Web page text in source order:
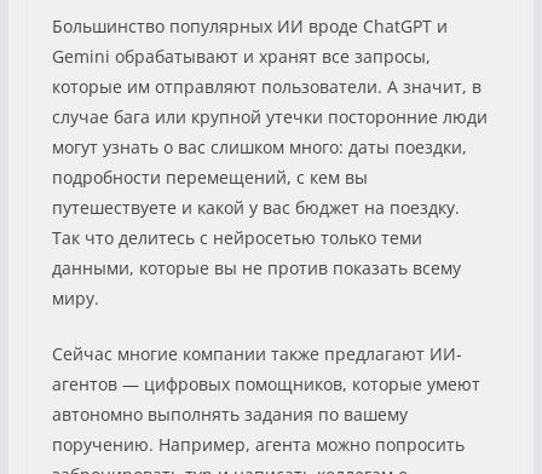
Большинство популярных ИИ вроде ChatGPT и
Gemini обрабатывают и хранят все запросы,
которые им отправляют пользователи. А значит, в
случае бага или крупной утечки посторонние люди
могут узнать о вас слишком много: даты поездки,
подробности перемещений, с кем вы
путешествуете и какой у вас бюджет на поездку.
Так что делитесь с нейросетью только теми
данными, которые вы не против показать всему
миру.
Сейчас многие компании также предлагают ИИ-
агентов — цифровых помощников, которые умеют
автономно выполнять задания по вашему
поручению. Например, агента можно попросить